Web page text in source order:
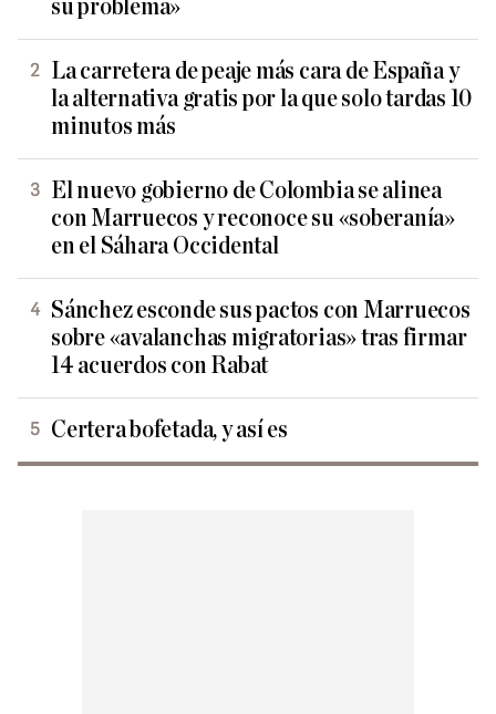
su problema»
La carretera de peaje más cara de España y
la alternativa gratis por la que solo tardas 10
minutos más
El nuevo gobierno de Colombia se alinea
con Marruecos y reconoce su «soberanía»
en el Sáhara Occidental
Sánchez esconde sus pactos con Marruecos
sobre «avalanchas migratorias» tras firmar
14 acuerdos con Rabat
Certera bofetada, y así es